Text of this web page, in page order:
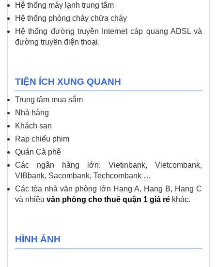
Hệ thống máy lạnh trung tâm
Hệ thống phòng cháy chữa cháy
Hệ thống đường truyền Internet cáp quang ADSL và
đường truyền điện thoại.
TIỆN ÍCH XUNG QUANH
Trung tâm mua sắm
Nhà hàng
Khách sạn
Rạp chiếu phim
Quán Cà phê
Các ngân hàng lớn: Vietinbank, Vietcombank,
VIBbank, Sacombank, Techcombank …
Các tòa nhà văn phòng lớn Hạng A, Hạng B, Hạng C
và nhiều văn phòng cho thuê quận 1 giá rẻ khác.
HÌNH ẢNH